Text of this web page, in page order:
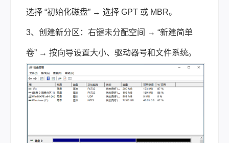
选择 “初始化磁盘” → 选择 GPT 或 MBR。
3、创建新分区：右键未分配空间 → “新建简单
卷” → 按向导设置大小、驱动器号和文件系统。